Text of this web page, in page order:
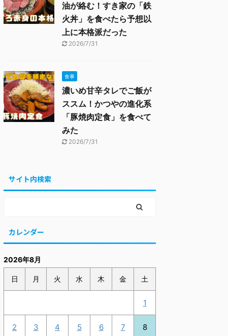
油が絡む！すき家の「鉄
火丼」を食べたら予想以
上に本格派だった
2026/7/31
食事
濃いめ甘辛タレでご飯が
ススム！かつやの進化系
「豚焼肉定食」を食べて
みた
2026/7/31
サイト内検索
カレンダー
2026年8月
日 月 火 水 木 金 土
1
2 3 4 5 6 7 8